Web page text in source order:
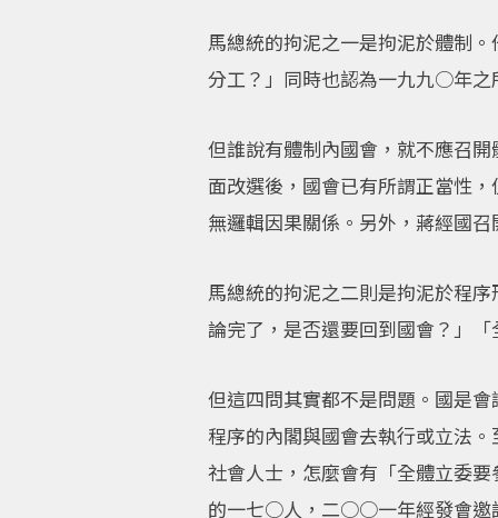
馬總統的拘泥之一是拘泥於體制
分工？」同時也認為一九九○年之
但誰說有體制內國會，就不應召
面改選後，國會已有所謂正當性
無邏輯因果關係。另外，蔣經國
馬總統的拘泥之二則是拘泥於程
論完了，是否還要回到國會？」
但這四問其實都不是問題。國是
程序的內閣與國會去執行或立法
社會人士，怎麼會有「全體立委
的一七○人，二○○一年經發會邀